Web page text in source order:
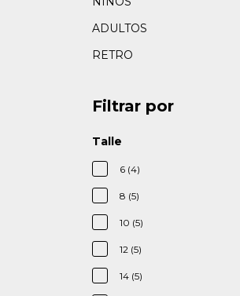
ADULTOS
RETRO
Filtrar por
Talle
6 (4)
8 (5)
10 (5)
12 (5)
14 (5)